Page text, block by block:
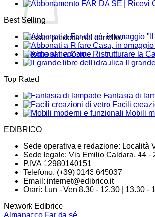
Nessun prodotto nel carrello.
Ritorna al negozio
Best Selling
Il
Top Rated
Fantasia di
Facili
Mobili
EDIBRICO
Sede operativa e redazione: Località
Sede legale: Via Emilio Caldara, 44 -
P.IVA 12980140151
Telefono: (+39) 0143 645037
Email: internet@edibrico.it
Orari: Lun - Ven 8.30 - 12.30 | 13.30 -
Network Edibrico
Almanacco Far da sé